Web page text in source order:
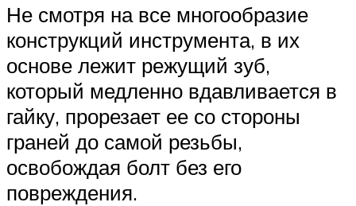
Не смотря на все многообразие
конструкций инструмента, в их
основе лежит режущий зуб,
который медленно вдавливается в
гайку, прорезает ее со стороны
граней до самой резьбы,
освобождая болт без его
повреждения.